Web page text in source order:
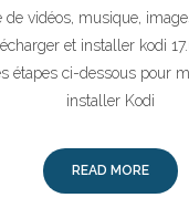
de vidéos, musique,
et installer kodi
étapes ci-dessous pour
installer Kodi
READ MORE